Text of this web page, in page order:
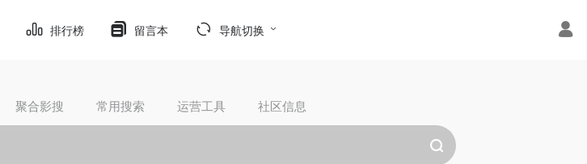
排行榜 留言本 导航切换
聚合影搜 常用搜索 运营工具 社区信息